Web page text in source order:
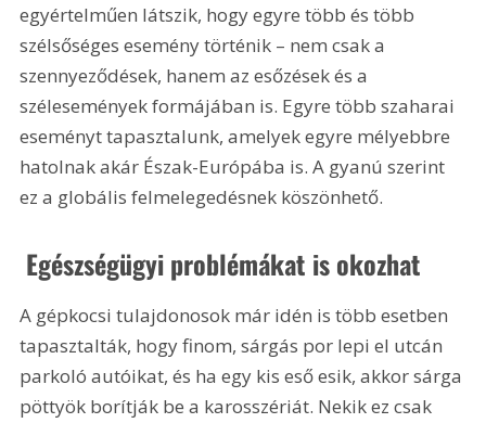
egyértelműen látszik, hogy egyre több és több
szélsőséges esemény történik – nem csak a
szennyeződések, hanem az esőzések és a
szélesemények formájában is. Egyre több szaharai
eseményt tapasztalunk, amelyek egyre mélyebbre
hatolnak akár Észak-Európába is. A gyanú szerint
ez a globális felmelegedésnek köszönhető.
Egészségügyi problémákat is okozhat
A gépkocsi tulajdonosok már idén is több esetben
tapasztalták, hogy finom, sárgás por lepi el utcán
parkoló autóikat, és ha egy kis eső esik, akkor sárga
pöttyök borítják be a karosszériát. Nekik ez csak